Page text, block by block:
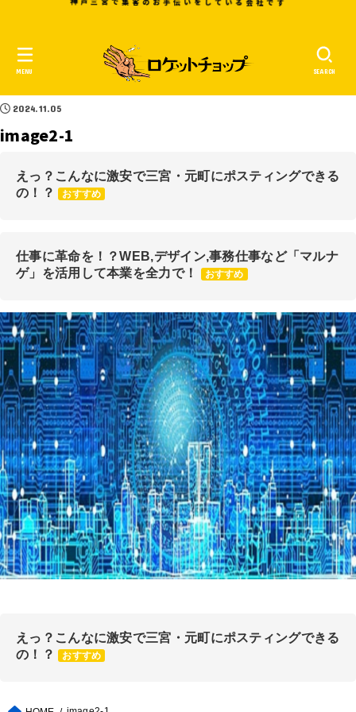
SEARCH
MENU
会社です
2024.11.05
image2-1
えっ？こんなに激安で三宮・元町にポスティングできる
の！？
おすすめ
仕事に革命を！？WEB,デザイン,事務仕事など「マルナ
ゲ」を活用して本業を全力で！
おすすめ
えっ？こんなに激安で三宮・元町にポスティングできる
の！？
おすすめ